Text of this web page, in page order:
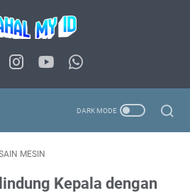
MESIN
Kepala dengan